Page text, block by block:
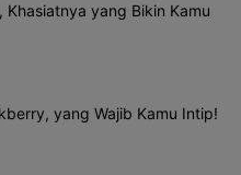
Khasiatnya yang Bikin Kamu
yang Wajib Kamu Intip!